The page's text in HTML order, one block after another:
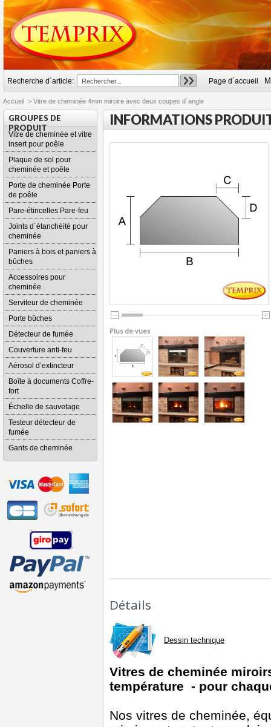
Recherche d´article: Page d´accueil
Accueil > Vitre de cheminée 4mm miroire avec deux coupes d´angle
INFORMATIONS
Plus de vues
Détails
Dessin technique
Vitres de cheminée
température - pour
Nos vitres de cheminée,
GROUPES DE
PRODUIT
Vitre de cheminée et vitre
insert pour poêle
Plaque de sol pour
cheminée et poêle
Porte de cheminée Porte
de poêle
Pare-étincelles Pare-feu
Joints d´étanchéité pour
cheminée
Paniers à bois et paniers à
bûches
Accessoires pour
cheminée
Serviteur de cheminée
Porte bûches
Détecteur de fumée
Couverture anti-feu
Aérosol d’extincteur
Boîte à documents Coffre-
fort
Échelle de sauvetage
Testeur détecteur de
fumée
Gants de cheminée